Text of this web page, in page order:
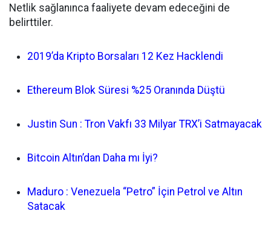
Netlik sağlanınca faaliyete devam edeceğini de
belirttiler.
2019’da Kripto Borsaları 12 Kez Hacklendi
Ethereum Blok Süresi %25 Oranında Düştü
Justin Sun : Tron Vakfı 33 Milyar TRX’i Satmayacak
Bitcoin Altın’dan Daha mı İyi?
Maduro : Venezuela “Petro” İçin Petrol ve Altın
Satacak